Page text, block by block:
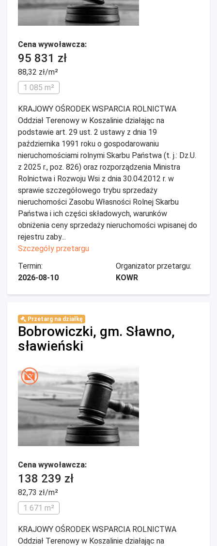
Cena wywoławcza:
95 831 zł
88,32 zł/m²
1 085 m²
KRAJOWY OŚRODEK WSPARCIA ROLNICTWA
Oddział Terenowy w Koszalinie działając na
podstawie art. 29 ust. 2 ustawy z dnia 19
października 1991 roku o gospodarowaniu
nieruchomościami rolnymi Skarbu Państwa (t. j.: Dz.U.
z 2025 r., poz. 826) oraz rozporządzenia Ministra
Rolnictwa i Rozwoju Wsi z dnia 30.04.2012 r. w
sprawie szczegółowego trybu sprzedaży
nieruchomości Zasobu Własności Rolnej Skarbu
Państwa i ich części składowych, warunków
obniżenia ceny sprzedaży nieruchomości wpisanej do
rejestru zaby...
Szczegóły przetargu
Termin:
2026-08-10
Organizator przetargu:
KOWR
Przetarg na działkę
Bobrowiczki, gm. Sławno,
sławieński
Cena wywoławcza:
138 239 zł
82,73 zł/m²
1 671 m²
KRAJOWY OŚRODEK WSPARCIA ROLNICTWA
Oddział Terenowy w Koszalinie działając na